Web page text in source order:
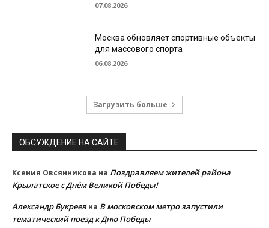
07.08.2026
Москва обновляет спортивные объекты
для массового спорта
06.08.2026
Загрузить больше
ОБСУЖДЕНИЕ НА САЙТЕ
Ксения Овсянникова на Поздравляем жителей района
Крылатское с Днём Великой Победы!
Александр Букреевна В московском метро запустили
тематический поезд к Дню Победы